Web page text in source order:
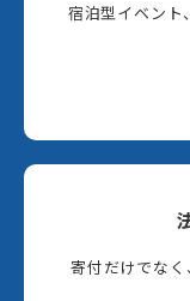
宿泊型イベント
寄付だけでなく